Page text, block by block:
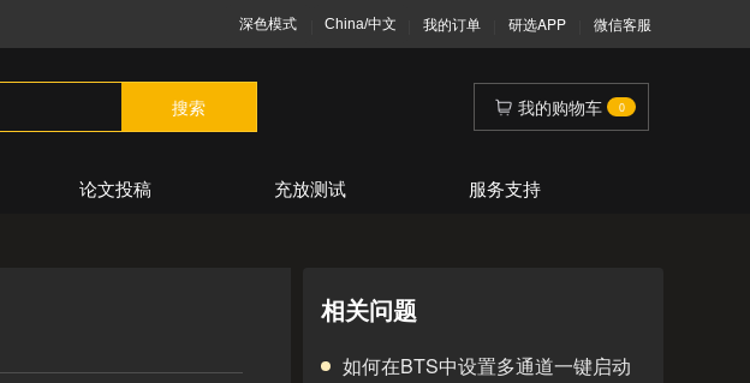
我的订单 研选APP 微信客服
搜索 我的购物车 0
论文投稿 充放测试 服务支持
相关问题
如何在BTS中设置多通道一键启动